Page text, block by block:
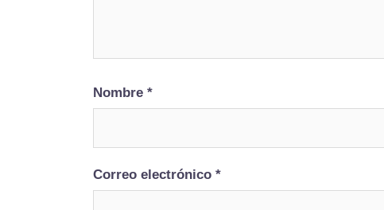
Nombre *
Correo electrónico *